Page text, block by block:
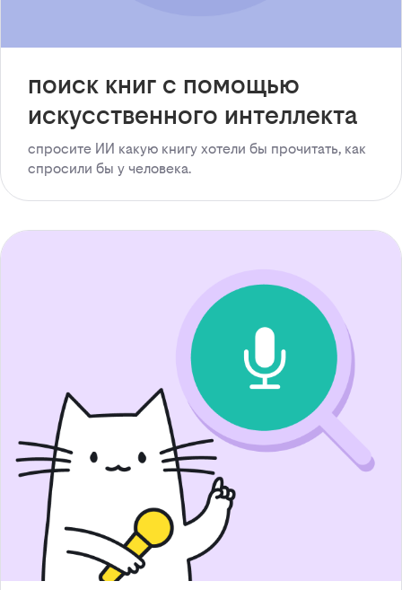
поиск книг с помощью
искусственного интеллекта
спросите ИИ какую книгу хотели бы прочитать, как
спросили бы у человека.